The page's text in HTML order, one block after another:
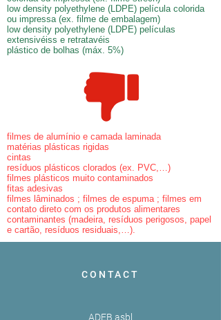
low density polyethylene (LDPE) película colorida
ou impressa (ex. filme de embalagem)
low density polyethylene (LDPE) películas
extensivéiss e retratavéis
plástico de bolhas (máx. 5%)
filmes de alumínio e camada laminada
matérias plásticas rigidas
cintas
resíduos plásticos clorados (ex. PVC,…)
filmes plásticos muito contaminados
fitas adesivas
filmes lâminados ; filmes de espuma ; filmes em
contato direto com os produtos alimentares
contaminantes (madeira, resíduos perigosos, papel
e cartão, resíduos residuais,…).
CONTACT
ADEB asbl